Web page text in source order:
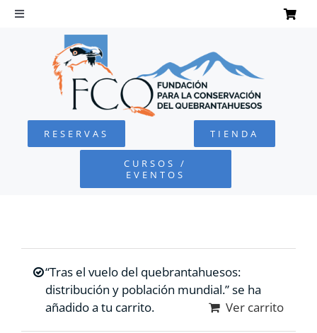
Saltar
Toggle
Navigation
QUEBRANTAHUESOS
FUNDACIÓN
COLABORA
RESERVAS TIENDA
CURSOS /
EVENTOS
“Tras el vuelo del quebrantahuesos:
distribución y población mundial.” se ha
añadido a tu carrito.
Ver carrito